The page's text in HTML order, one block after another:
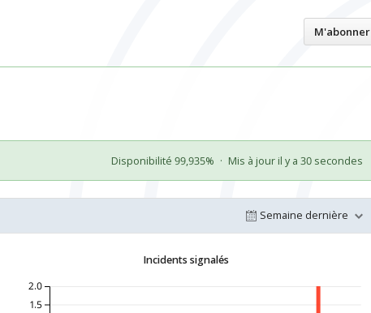
M'abonner
Disponibilité 99,935% · Mis à jour il y a 30 secondes
Semaine dernière
Incidents signalés
1.5
2.0